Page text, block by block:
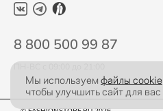
8 800 500 99 87
ПН-ВС с 09:00 до 21:00
Мы используемфайлы cookie
чтобы улучшить сайт для вас